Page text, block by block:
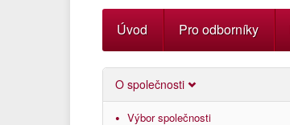
k
postrannímu
Klávesové
zkratky
Úvod Pro odborníky
O společnosti
Výbor společnosti